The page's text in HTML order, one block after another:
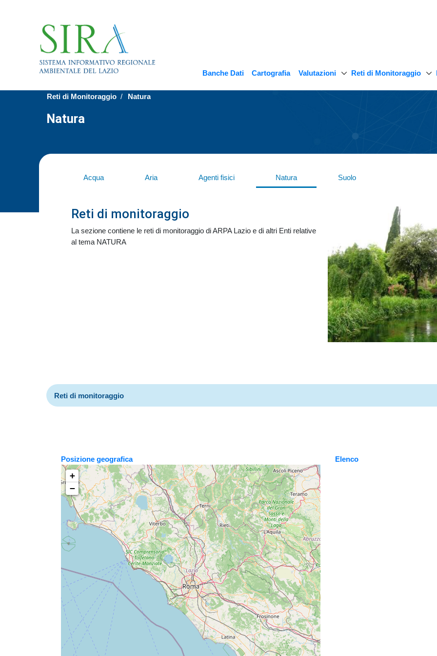
Banche Dati Cartografia Valutazioni Reti di Monitoraggio
Reti di Monitoraggio Natura
Natura
Acqua Aria Agenti fisici Natura Suolo
Reti di monitoraggio
La sezione contiene le reti di monitoraggio di ARPA Lazio e di altri Enti relative
al tema NATURA
Reti di monitoraggio
Posizione geografica
+
−
Elenco